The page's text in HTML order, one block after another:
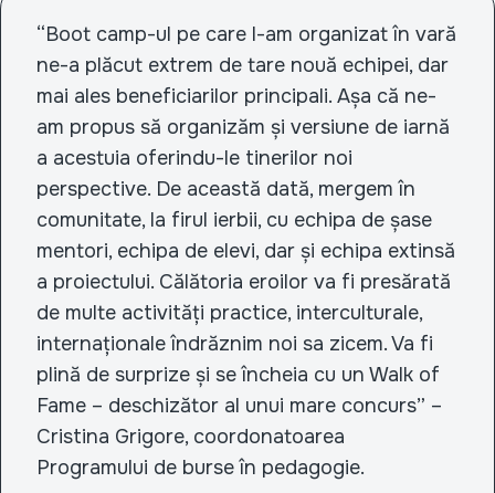
“Boot camp-ul pe care l-am organizat în vară
ne-a plăcut extrem de tare nouă echipei, dar
mai ales beneficiarilor principali. Așa că ne-
am propus să organizăm și versiune de iarnă
a acestuia oferindu-le tinerilor noi
perspective. De această dată, mergem în
comunitate, la firul ierbii, cu echipa de șase
mentori, echipa de elevi, dar și echipa extinsă
a proiectului. Călătoria eroilor va fi presărată
de multe activități practice, interculturale,
internaționale îndrăznim noi sa zicem. Va fi
plină de surprize și se încheia cu un Walk of
Fame – deschizător al unui mare concurs” –
Cristina Grigore, coordonatoarea
Programului de burse în pedagogie.